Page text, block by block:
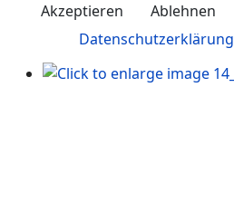
Akzeptieren
Ablehnen
Datenschutzerklärung